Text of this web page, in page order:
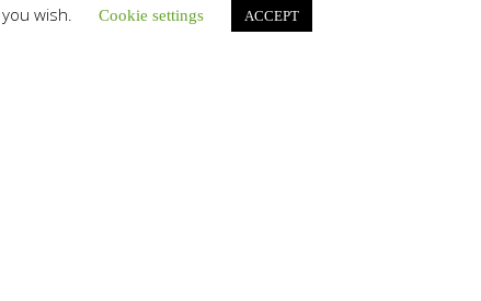
de Venezuela publicó este martes 4...
wish. Cookie settings ACCEPT